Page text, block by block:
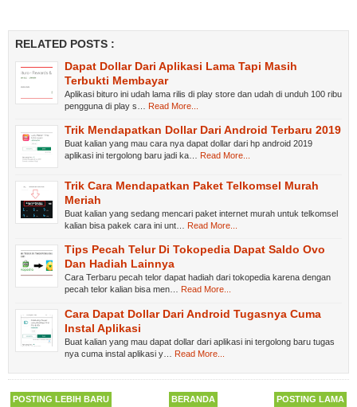
RELATED POSTS :
Dapat Dollar Dari Aplikasi Lama Tapi Masih
Terbukti Membayar
Aplikasi bituro ini udah lama rilis di play store dan udah di unduh 100 ribu
pengguna di play s…
Read More...
Trik Mendapatkan Dollar Dari Android Terbaru 2019
Buat kalian yang mau cara nya dapat dollar dari hp android 2019
aplikasi ini tergolong baru jadi ka…
Read More...
Trik Cara Mendapatkan Paket Telkomsel Murah
Meriah
Buat kalian yang sedang mencari paket internet murah untuk telkomsel
kalian bisa pakek cara ini unt…
Read More...
Tips Pecah Telur Di Tokopedia Dapat Saldo Ovo
Dan Hadiah Lainnya
Cara Terbaru pecah telor dapat hadiah dari tokopedia karena dengan
pecah telor kalian bisa men…
Read More...
Cara Dapat Dollar Dari Android Tugasnya Cuma
Instal Aplikasi
Buat kalian yang mau dapat dollar dari aplikasi ini tergolong baru tugas
nya cuma instal aplikasi y…
Read More...
POSTING LEBIH BARU POSTING LAMA
BERANDA